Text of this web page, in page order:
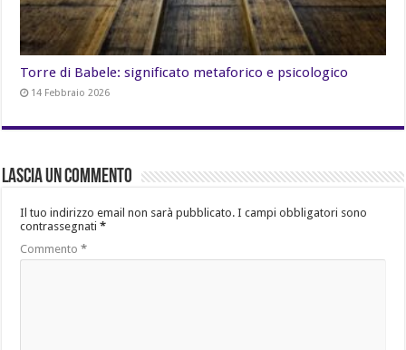
Torre di Babele: significato metaforico e psicologico
14 Febbraio 2026
Lascia un commento
Il tuo indirizzo email non sarà pubblicato. I campi obbligatori sono
contrassegnati*
Commento*